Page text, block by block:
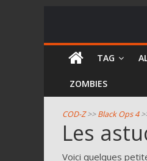
COD
Guides
et
astuces
pour
TAG
ZOMBIES
COD-Z>>Black Ops 4
Les
Voici quelques